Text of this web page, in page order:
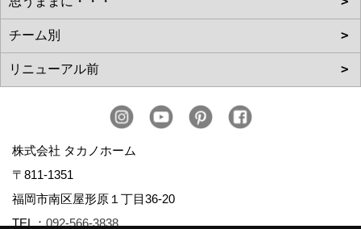
株式会社 タカノホーム
〒811-1351
福岡市南区屋形原１丁目36-20
TEL：092-566-3838